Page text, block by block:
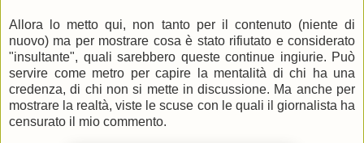
Allora lo metto qui, non tanto per il contenuto (niente di
nuovo) ma per mostrare cosa è stato rifiutato e considerato
"insultante", quali sarebbero queste continue ingiurie. Può
servire come metro per capire la mentalità di chi ha una
credenza, di chi non si mette in discussione. Ma anche per
mostrare la realtà, viste le scuse con le quali il giornalista ha
censurato il mio commento.